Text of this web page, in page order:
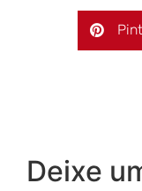
Deixe